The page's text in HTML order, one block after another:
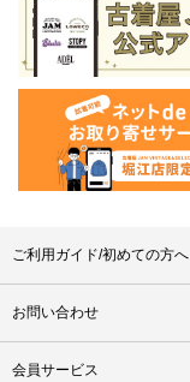
ご利用ガイド/初めての方へ
お問い合わせ
会員サービス